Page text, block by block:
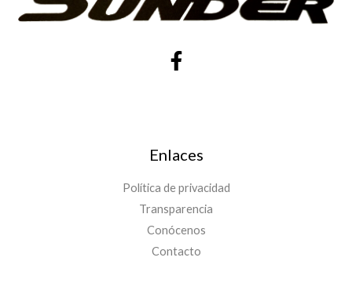
Enlaces
Política de privacidad
Transparencia
Conócenos
Contacto